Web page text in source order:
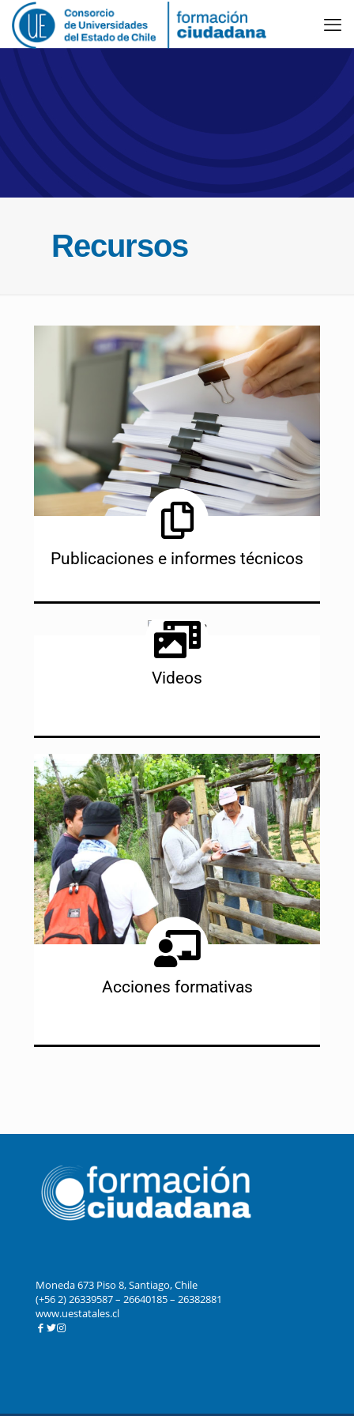
Recursos
Publicaciones e informes técnicos
Ingresar
Videos
Ingresar
Acciones formativas
Moneda 673 Piso 8, Santiago, Chile
(+56 2) 26339587 – 26640185 – 26382881
www.uestatales.cl